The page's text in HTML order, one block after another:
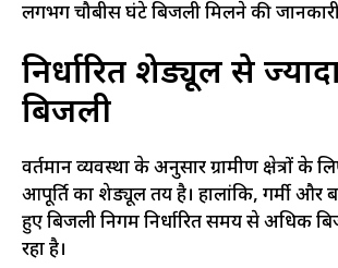
लगभग चौबीस घंटे बिजली मिलने की
निर्धारित शेड्यूल से
बिजली
वर्तमान व्यवस्था के अनुसार ग्रामीण क्षेत्रों के
आपूर्ति का शेड्यूल तय है। हालांकि, गर्मी और
हुए बिजली निगम निर्धारित समय से अधिक
रहा है।